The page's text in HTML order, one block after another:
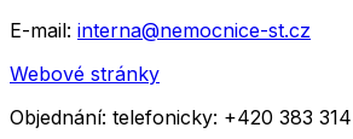
E-mail: interna@nemocnice-st.cz
Webové stránky
Objednání: telefonicky: +420 383